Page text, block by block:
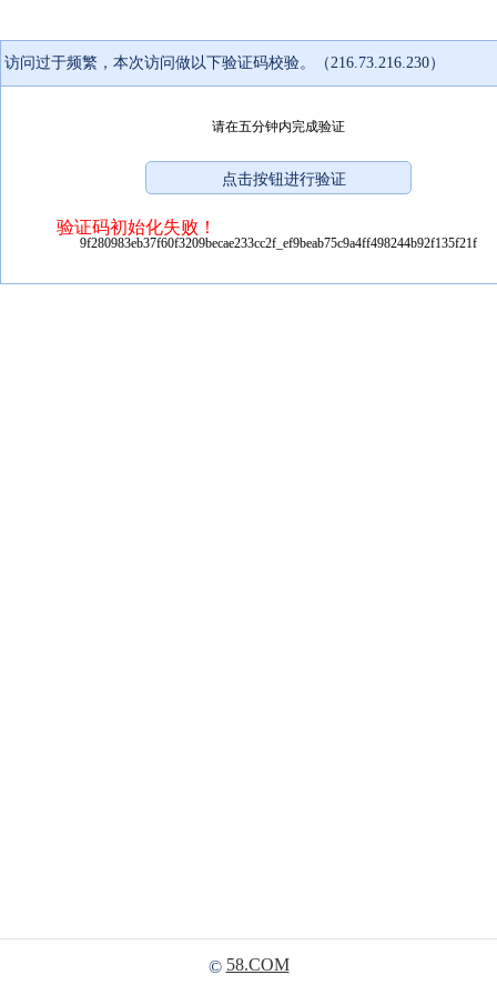
访问过于频繁，本次访问做以下验证码校验。（216.73.216.230）
请在五分钟内完成验证
验证码初始化失败！
9f280983eb37f60f3209becae233cc2f_ef9beab75c9a4ff498244b92f135f21f
© 58.COM